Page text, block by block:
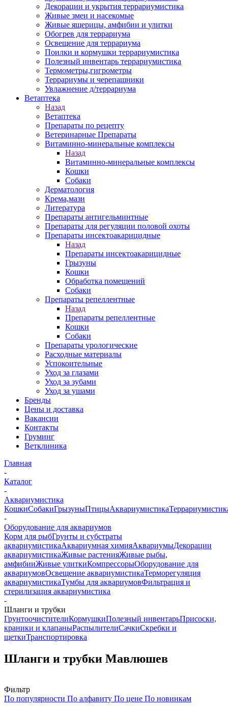
Декорации и укрытия террариумистика
Живые змеи и насекомые
Живые ящерицы, амфибии и улитки
Обогрев для террариума
Освещение для террариума
Поилки и кормушки террариумистика
Полезный инвентарь террариумистика
Термометры,гигрометры
Террариумы и черепашники
Увлажнение д/террариума
Ветаптека
Назад
Ветаптека
Препараты по рецепту
Ветеринарные Препараты
Витаминно-минеральные комплексы
Назад
Витаминно-минеральные комплексы
Кошки
Собаки
Дерматология
Крема,мази
Литература
Препараты антигельминтные
Препараты для регуляции половой охоты
Препараты инсектоакарицидные
Назад
Препараты инсектоакарицидные
Грызуны
Кошки
Обработка помещений
Собаки
Препараты репеллентные
Назад
Препараты репеллентные
Кошки
Собаки
Препараты урологические
Расходные материалы
Успокоительные
Уход за глазами
Уход за зубами
Уход за ушами
Бренды
Цены и доставка
Вакансии
Контакты
Груминг
Ветклиника
Главная
-
Каталог
-
Аквариумистика
КошкиСобакиГрызуныПтицыАквариумистика
-
Оборудование для аквариумов
Корм для рыбГрунты и субстраты
аквариумистикаАквариумная химияАквариумыДекорации
аквариумистикаЖивые растенияЖивые рыбы,
амфибииЖивые улиткиКомпрессорыОборудование для
аквариумовОсвещение аквариумистикаТерморегуляция
аквариумистикаТумбы для аквариумовФильтрация и
стерилизация аквариумистика
-
Шланги и трубки
ГрунтоочистителиКормушкиПолезный инвентарьПрисоски,
краники и клапаныРаспылителиСачкиСкребки и
щеткиТранспортировка
Шланги и трубки Мавлюшев
Фильтр
По популярности По алфавиту По цене По новинкам